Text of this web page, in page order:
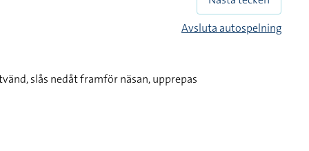
Avsluta autospelning
slås nedåt framför näsan, upprepas